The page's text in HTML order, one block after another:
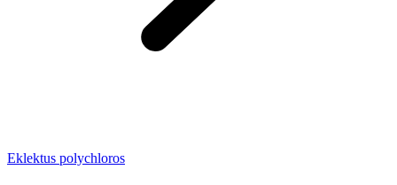
Eklektus polychloros